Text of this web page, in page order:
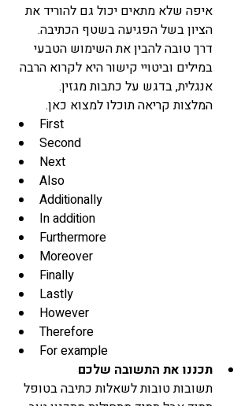
איפה שלא מתאים יכול גם להוריד את
הציון בשל הפגיעה בשטף הכתיבה.
דרך טובה להבין את השימוש הטבעי
במילים וביטויי קישור היא לקרוא הרבה
אנגלית, בדגש על כתבות מגזין.
המלצות קריאה תוכלו למצוא כאן.
First
Second
Next
Also
Additionally
In addition
Furthermore
Moreover
Finally
Lastly
However
Therefore
For example
תכננו את התשובה שלכם
תשובות טובות לשאלות כתיבה בטופל